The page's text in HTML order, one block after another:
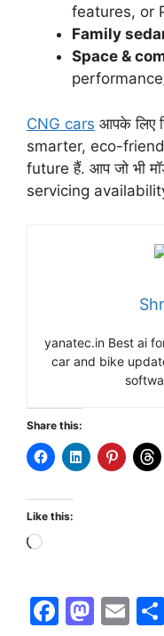
features, or
Family
Space &
CNG cars आपके लिए
smarter, eco-
future हैं. आप जो भी
servicing
yanatec.in Best ai
car and bike
Share this:
Like this:
Loading…
F
M E